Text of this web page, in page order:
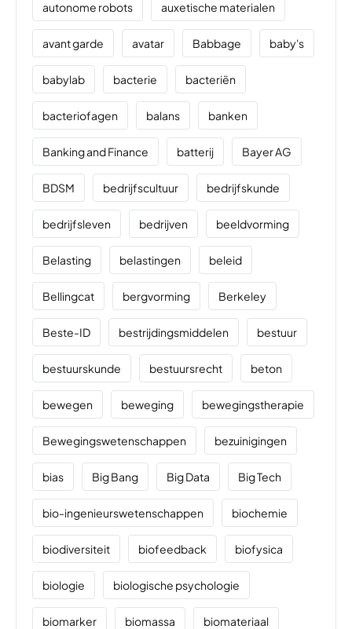
autonome robots auxetische materialen
avant garde avatar Babbage baby's
babylab bacterie bacteriën
bacteriofagen balans banken
Banking and Finance batterij Bayer AG
BDSM bedrijfscultuur bedrijfskunde
bedrijfsleven bedrijven beeldvorming
Belasting belastingen beleid
Bellingcat bergvorming Berkeley
Beste-ID bestrijdingsmiddelen bestuur
bestuurskunde bestuursrecht beton
bewegen beweging bewegingstherapie
Bewegingswetenschappen bezuinigingen
bias Big Bang Big Data Big Tech
bio-ingenieurswetenschappen biochemie
biodiversiteit biofeedback biofysica
biologie biologische psychologie
biomarker biomassa biomateriaal